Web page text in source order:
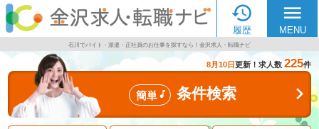

履歴
menu
MENU
石川でバイト・派遣・正社員のお仕事を探すなら！金沢求人・転職ナビ
8月10日更新！求人数 225件
簡単  条件検索 